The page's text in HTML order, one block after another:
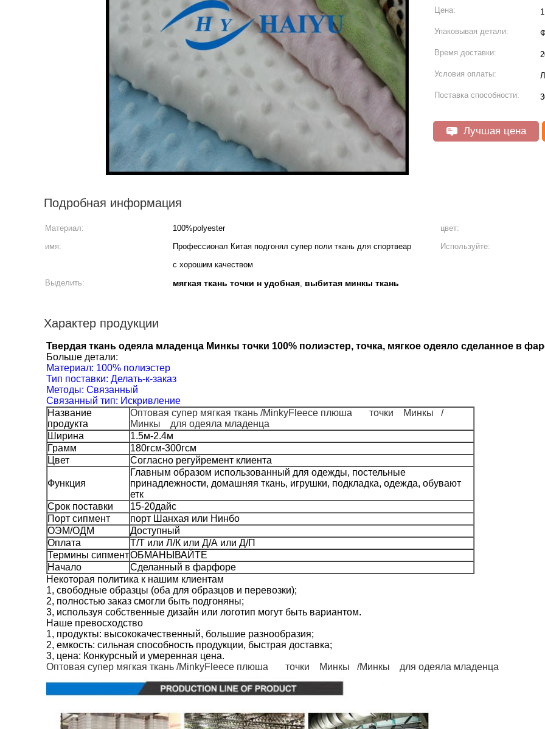
Цена:
Упаковывая детали:
Время доставки:
Условия оплаты:
Поставка способности:
Лучшая цена
Подробная информация
Материал: 100%polyester цвет:
имя:
Профессионал Китая подгонял супер поли ткань для спортвеар
с хорошим качеством
Используйте:
Выделить:
мягкая ткань точки н удобная, выбитая минкы ткань
Характер продукции
Твердая ткань одеяла младенца Минкы точки 100% полиэстер, точка, мягкое одеяло сделанное в
Больше детали:
Материал: 100% полиэстер
Тип поставки: Делать-к-заказ
Методы: Связанный
Связанный тип: Искривление
Название
продукта
Оптовая супер мягкая ткань /MinkyFleece плюша точки Минкы /
Минкы для одеяла младенца
Ширина
1.5м-2.4м
Грамм
180гсм-300гсм
Цвет
Согласно регуйремент клиента
Функция
Главным образом использованный для одежды, постельные
принадлежности, домашняя ткань, игрушки, подкладка, одежда, обувают
етк
Срок поставки
15-20дайс
Порт сипмент
порт Шанхая или Нинбо
ОЭМ/ОДМ
Доступный
Оплата
Т/Т или Л/К или Д/А или Д/П
Термины сипментОБМАНЫВАЙТЕ
Начало
Сделанный в фарфоре
Некоторая политика к нашим клиентам
1, свободные образцы (оба для образцов и перевозки);
2, полностью заказ смогли быть подгоняны;
3, используя собственные дизайн или логотип могут быть вариантом.
Наше превосходство
1, продукты: высококачественный, большие разнообразия;
2, емкость: сильная способность продукции, быстрая доставка;
3, цена: Конкурсный и умеренная цена.
Оптовая супер мягкая ткань /MinkyFleece плюша точки Минкы /Минкы для одеяла младенца